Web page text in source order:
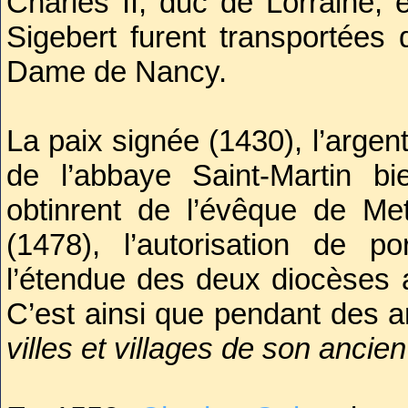
Quoiqu’il en soit, Sigebert
complot, Grimoald
Dagobert, de l’expédier
revint vingt ans plus tard
usurpée qu'il conserva trois
Selon sa volonté, Sigebert
l’abbaye Saint-Martin
fondation, bien qu’elle
il s’occupa surtout de la
Bientôt des miracles eurent
Sigebert furent transportées
Dame de Nancy.
La paix signée (1430),
de l’abbaye Saint-Martin
obtinrent de l’évêque de
(1478), l’autorisation de
l’étendue des deux
C’est ainsi que pendant des
villes et villages de son